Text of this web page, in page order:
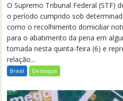
O Supremo Tribunal Federal (STF)
o período cumprido sob
como o recolhimento domiciliar
para o abatimento da pena em
tomada nesta quinta-feira (6) e
relação...
Brasil Destaque